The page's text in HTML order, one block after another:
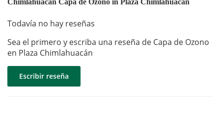
Chimlahuacán Capa de Ozono in Plaza Chimlahuacán
Todavía no hay reseñas
Sea el primero y escriba una reseña de Capa de Ozono
en Plaza Chimlahuacán
Escribir reseña